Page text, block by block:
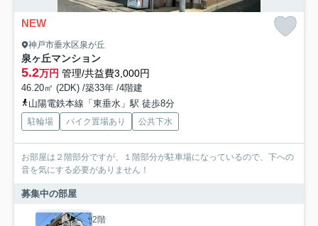
NEW
神戸市垂水区泉が丘
泉ヶ丘マンション
5.2万円 管理/共益費3,000円
46.20㎡ (2DK) /築33年 /4階建
山陽電鉄本線「東垂水」駅 徒歩8分
駐輪場 バイク置場あり 公共下水
お部屋は２階部分ですが、１階部分が駐車場になっているので、下への
音を気にする必要がありません！
募集中の部屋
2階